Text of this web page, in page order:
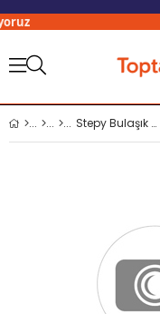
Stepy Bulaşık Ovma Teli 3 lü Paket